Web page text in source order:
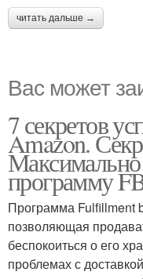
читать дальше →
Вас может
7 секретов
Amazon.
Максимально
программу
Программа Fulfillment
позволяющая
беспокоиться о его
проблемах с